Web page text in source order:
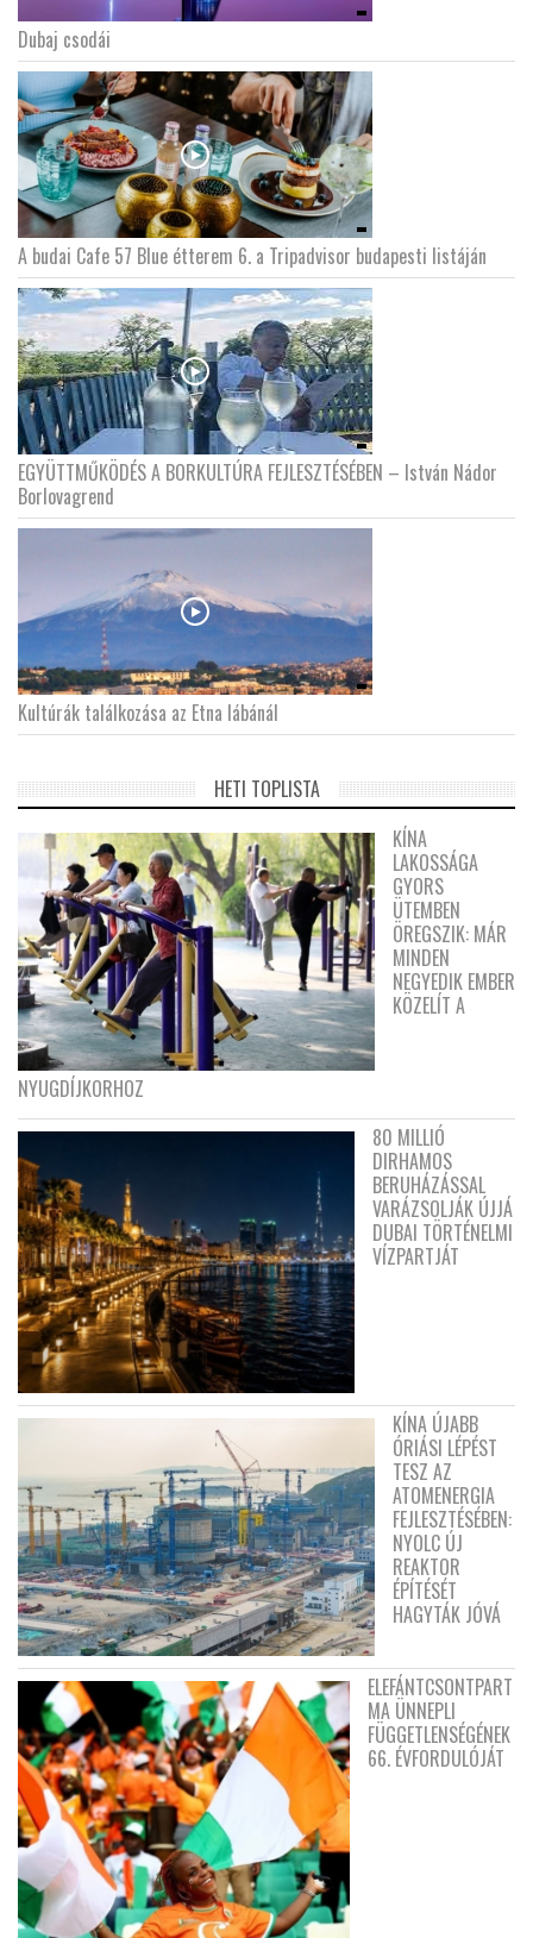
Dubaj csodái
A budai Cafe 57 Blue étterem 6. a Tripadvisor budapesti listáján
EGYÜTTMŰKÖDÉS A BORKULTÚRA FEJLESZTÉSÉBEN – István Nádor
Borlovagrend
Kultúrák találkozása az Etna lábánál
HETI TOPLISTA
KÍNA
LAKOSSÁGA
GYORS
ÜTEMBEN
ÖREGSZIK: MÁR
MINDEN
NEGYEDIK EMBER
KÖZELÍT A
NYUGDÍJKORHOZ
80 MILLIÓ
DIRHAMOS
BERUHÁZÁSSAL
VARÁZSOLJÁK ÚJJÁ
DUBAI TÖRTÉNELMI
VÍZPARTJÁT
KÍNA ÚJABB
ÓRIÁSI LÉPÉST
TESZ AZ
ATOMENERGIA
FEJLESZTÉSÉBEN:
NYOLC ÚJ
REAKTOR
ÉPÍTÉSÉT
HAGYTÁK JÓVÁ
ELEFÁNTCSONTPART
MA ÜNNEPLI
FÜGGETLENSÉGÉNEK
66. ÉVFORDULÓJÁT